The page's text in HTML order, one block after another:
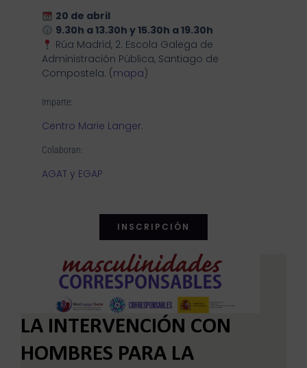
20 de abril
9.30h a 13.30h y 15.30h a 19.30h
Rúa Madrid, 2. Escola Galega de
Administración Pública, Santiago de
Compostela. (mapa)
Imparte:
Centro Marie Langer.
Colaboran:
AGAT y EGAP
INSCRIPCIÓN